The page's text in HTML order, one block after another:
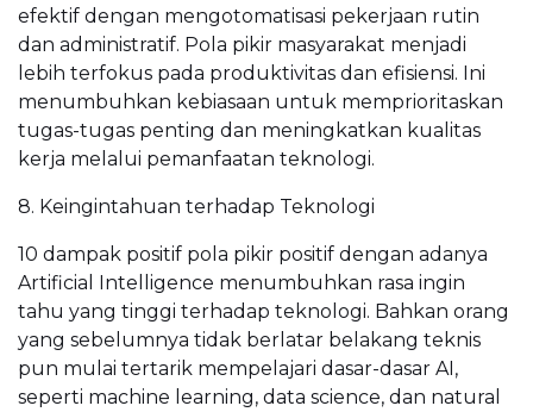
efektif dengan mengotomatisasi pekerjaan rutin
dan administratif. Pola pikir masyarakat menjadi
lebih terfokus pada produktivitas dan efisiensi. Ini
menumbuhkan kebiasaan untuk memprioritaskan
tugas-tugas penting dan meningkatkan kualitas
kerja melalui pemanfaatan teknologi.
8. Keingintahuan terhadap Teknologi
10 dampak positif pola pikir positif dengan adanya
Artificial Intelligence menumbuhkan rasa ingin
tahu yang tinggi terhadap teknologi. Bahkan orang
yang sebelumnya tidak berlatar belakang teknis
pun mulai tertarik mempelajari dasar-dasar AI,
seperti machine learning, data science, dan natural